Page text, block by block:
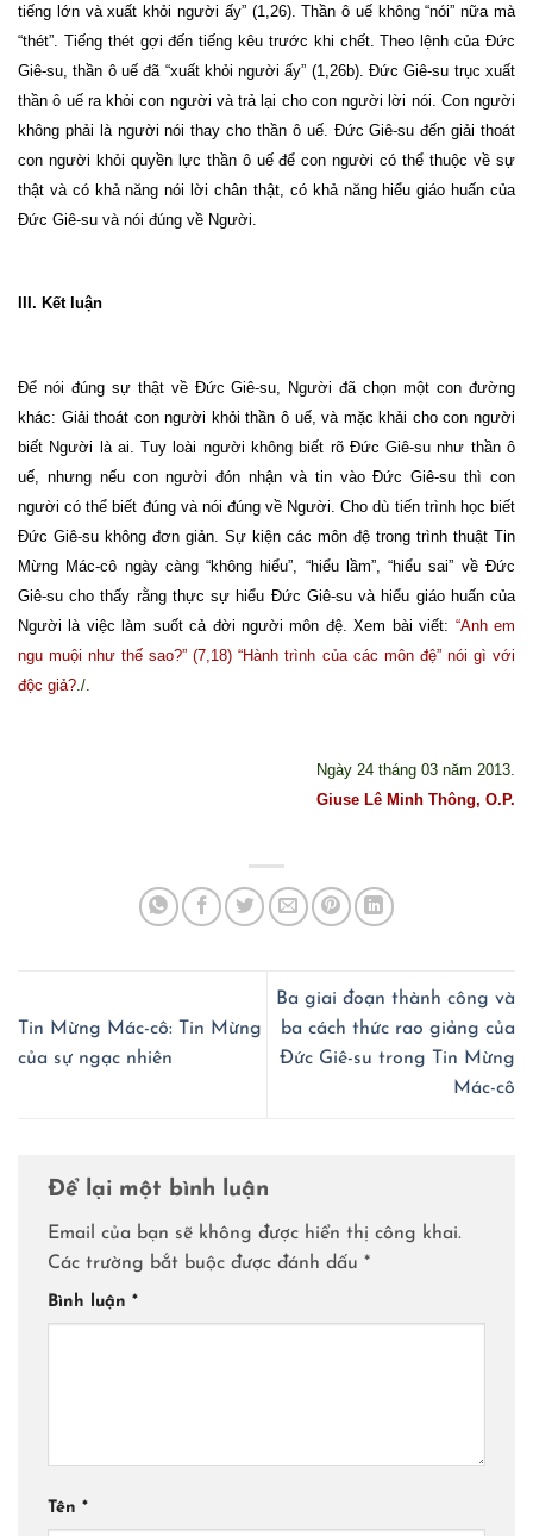
tiếng lớn và xuất khỏi người ấy” (1,26). Thần ô uế không “nói” nữa mà
“thét”. Tiếng thét gợi đến tiếng kêu trước khi chết. Theo lệnh của Đức
Giê-su, thần ô uế đã “xuất khỏi người ấy” (1,26b). Đức Giê-su trục xuất
thần ô uế ra khỏi con người và trả lại cho con người lời nói. Con người
không phải là người nói thay cho thần ô uế. Đức Giê-su đến giải thoát
con người khỏi quyền lực thần ô uế để con người có thể thuộc về sự
thật và có khả năng nói lời chân thật, có khả năng hiểu giáo huấn của
Đức Giê-su và nói đúng về Người.
III. Kết luận
Để nói đúng sự thật về Đức Giê-su, Người đã chọn một con đường
khác: Giải thoát con người khỏi thần ô uế, và mặc khải cho con người
biết Người là ai. Tuy loài người không biết rõ Đức Giê-su như thần ô
uế, nhưng nếu con người đón nhận và tin vào Đức Giê-su thì con
người có thể biết đúng và nói đúng về Người. Cho dù tiến trình học biết
Đức Giê-su không đơn giản. Sự kiện các môn đệ trong trình thuật Tin
Mừng Mác-cô ngày càng “không hiểu”, “hiểu lầm”, “hiểu sai” về Đức
Giê-su cho thấy rằng thực sự hiểu Đức Giê-su và hiểu giáo huấn của
Người là việc làm suốt cả đời người môn đệ. Xem bài viết: “Anh em
ngu muội như thế sao?” (7,18) “Hành trình của các môn đệ” nói gì với
độc giả?./.
Ngày 24 tháng 03 năm 2013.
Giuse Lê Minh Thông, O.P.
Tin Mừng Mác-cô: Tin Mừng
của sự ngạc nhiên
Ba giai đoạn thành công và
ba cách thức rao giảng của
Đức Giê-su trong Tin Mừng
Mác-cô
Để lại một bình luận
Email của bạn sẽ không được hiển thị công khai.
Các trường bắt buộc được đánh dấu *
Bình luận *
Tên *